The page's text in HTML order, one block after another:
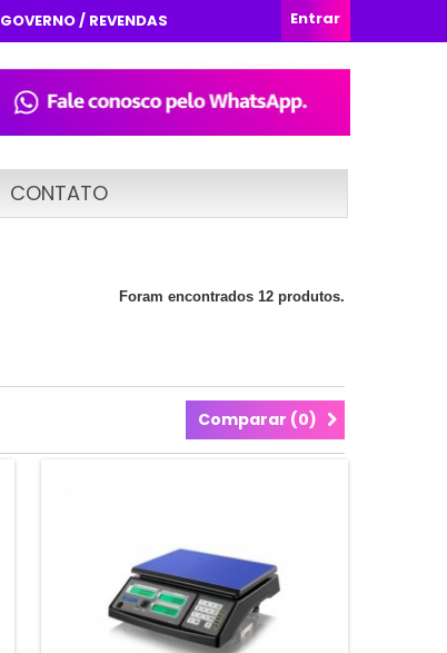
Entrar
/ REVENDAS
CONTATO
Foram encontrados 12 produtos.
Comparar (0)